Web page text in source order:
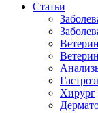
Статьи
Хирург